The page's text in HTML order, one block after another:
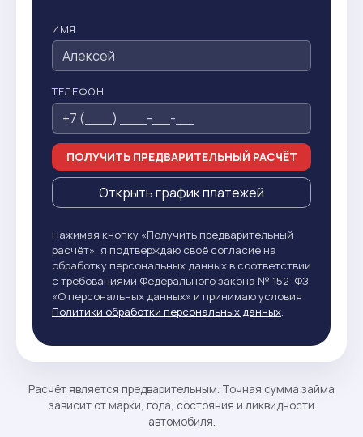
ИМЯ
ТЕЛЕФОН
ПОЛУЧИТЬ ПРЕДВАРИТЕЛЬНЫЙ РАСЧЁТ
Открыть график платежей
Нажимая кнопку «Получить предварительный
расчёт», я подтверждаю своё согласие на
обработку персональных данных в соответствии
с требованиями Федерального закона № 152-ФЗ
«О персональных данных» и принимаю условия
Политики обработки персональных данных.
Расчёт является предварительным. Точная сумма займа
зависит от марки, года, состояния и ликвидности
автомобиля.